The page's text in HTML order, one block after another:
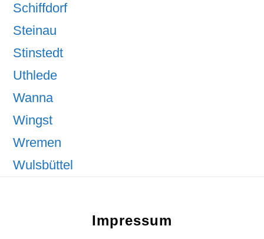
Schiffdorf
Steinau
Stinstedt
Uthlede
Wanna
Wingst
Wremen
Wulsbüttel
Impressum